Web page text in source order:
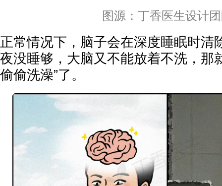
图源：丁香医生设计
正常情况下，脑子会在深度睡眠时清
夜没睡够，大脑又不能放着不洗，那
偷偷洗澡”了。